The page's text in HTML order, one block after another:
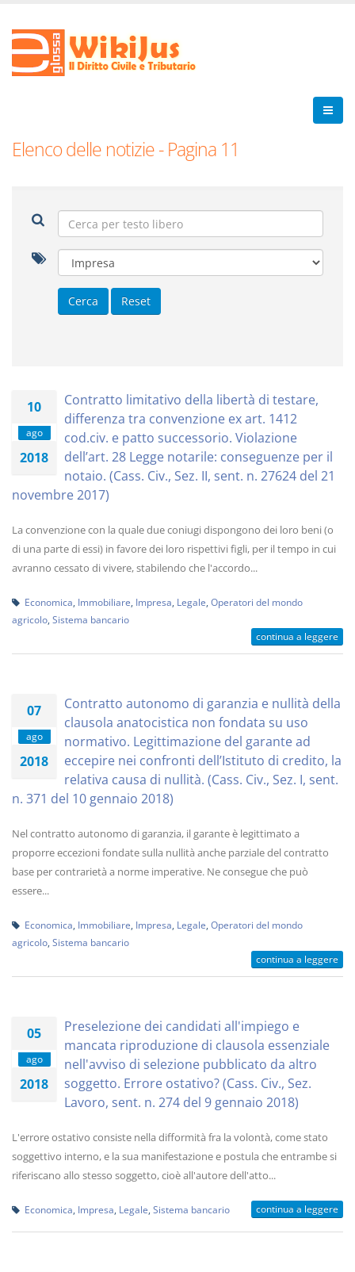
Elenco delle notizie - Pagina 11
10
ago
2018
Contratto limitativo della libertà di testare,
differenza tra convenzione ex art. 1412
cod.civ. e patto successorio. Violazione
dell’art. 28 Legge notarile: conseguenze per il
notaio. (Cass. Civ., Sez. II, sent. n. 27624 del 21
novembre 2017)
La convenzione con la quale due coniugi dispongono dei loro beni (o
di una parte di essi) in favore dei loro rispettivi figli, per il tempo in cui
avranno cessato di vivere, stabilendo che l'accordo...
Economica Immobiliare Impresa Legale Operatori del mondo
agricolo Sistema bancario
continua a leggere
07
ago
2018
Contratto autonomo di garanzia e nullità della
clausola anatocistica non fondata su uso
normativo. Legittimazione del garante ad
eccepire nei confronti dell’Istituto di credito, la
relativa causa di nullità. (Cass. Civ., Sez. I, sent.
n. 371 del 10 gennaio 2018)
Nel contratto autonomo di garanzia, il garante è legittimato a
proporre eccezioni fondate sulla nullità anche parziale del contratto
base per contrarietà a norme imperative. Ne consegue che può
essere...
Economica Immobiliare Impresa Legale Operatori del mondo
agricolo Sistema bancario
continua a leggere
05
ago
2018
Preselezione dei candidati all'impiego e
mancata riproduzione di clausola essenziale
nell'avviso di selezione pubblicato da altro
soggetto. Errore ostativo? (Cass. Civ., Sez.
Lavoro, sent. n. 274 del 9 gennaio 2018)
L'errore ostativo consiste nella difformità fra la volontà, come stato
soggettivo interno, e la sua manifestazione e postula che entrambe si
riferiscano allo stesso soggetto, cioè all'autore dell'atto...
Economica Impresa Legale Sistema bancario continua a leggere